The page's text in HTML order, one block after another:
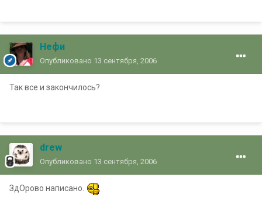
Нефи
Опубликовано 13 сентября, 2006
Так все и закончилось?
drew
Опубликовано 13 сентября, 2006
ЗдОрово написано.